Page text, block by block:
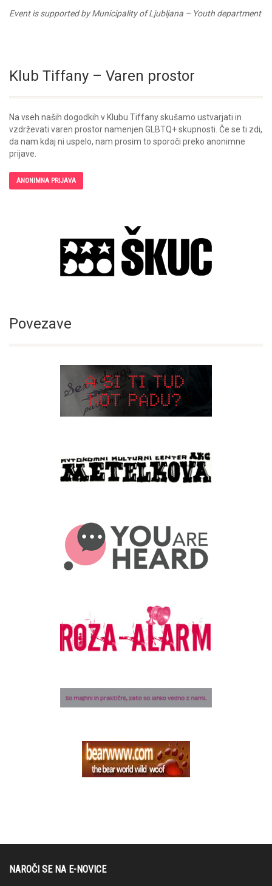
Event is supported by Municipality of Ljubljana – Youth department
Klub Tiffany – Varen prostor
Na vseh naših dogodkih v Klubu Tiffany skušamo ustvarjati in
vzdrževati varen prostor namenjen GLBTQ+ skupnosti. Če se ti zdi,
da nam kdaj ni uspelo, nam prosim to sporoči preko anonimne
prijave.
ANONIMNA PRIJAVA
Povezave
NAROČI SE NA E-NOVICE